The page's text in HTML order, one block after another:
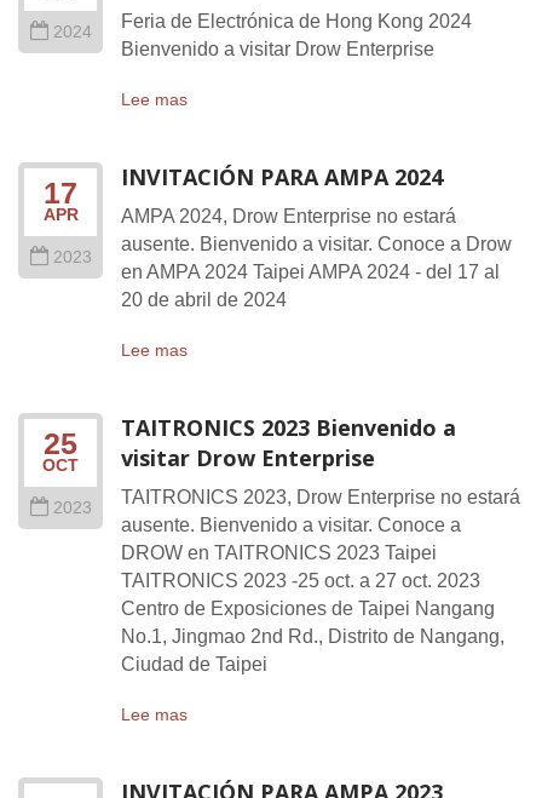
2024
Feria de Electrónica de Hong Kong 2024
Bienvenido a visitar Drow Enterprise
Lee mas
17
APR
2023
INVITACIÓN PARA AMPA 2024
AMPA 2024, Drow Enterprise no estará
ausente. Bienvenido a visitar. Conoce a Drow
en AMPA 2024 Taipei AMPA 2024 - del 17 al
20 de abril de 2024
Lee mas
25
OCT
2023
TAITRONICS 2023 Bienvenido a
visitar Drow Enterprise
TAITRONICS 2023, Drow Enterprise no estará
ausente. Bienvenido a visitar. Conoce a
DROW en TAITRONICS 2023 Taipei
TAITRONICS 2023 -25 oct. a 27 oct. 2023
Centro de Exposiciones de Taipei Nangang
No.1, Jingmao 2nd Rd., Distrito de Nangang,
Ciudad de Taipei
Lee mas
INVITACIÓN PARA AMPA 2023